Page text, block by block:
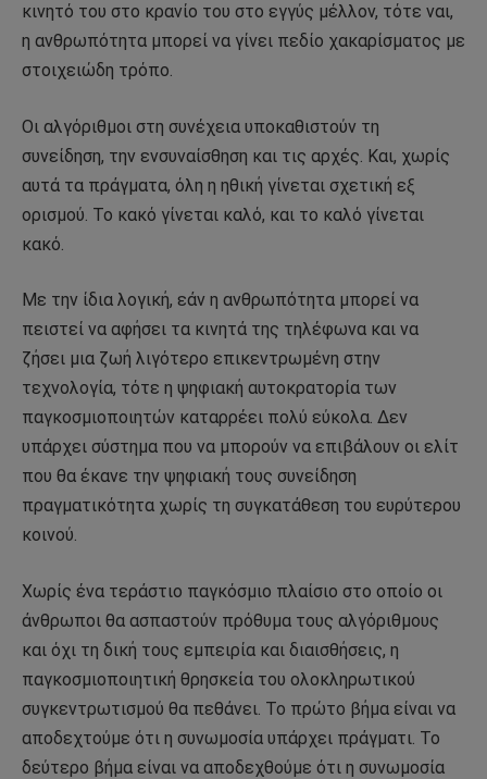
κινητό του στο κρανίο του στο εγγύς μέλλον, τότε ναι,
η ανθρωπότητα μπορεί να γίνει πεδίο χακαρίσματος με
στοιχειώδη τρόπο.
Οι αλγόριθμοι στη συνέχεια υποκαθιστούν τη
συνείδηση, την ενσυναίσθηση και τις αρχές. Και, χωρίς
αυτά τα πράγματα, όλη η ηθική γίνεται σχετική εξ
ορισμού. Το κακό γίνεται καλό, και το καλό γίνεται
κακό.
Με την ίδια λογική, εάν η ανθρωπότητα μπορεί να
πειστεί να αφήσει τα κινητά της τηλέφωνα και να
ζήσει μια ζωή λιγότερο επικεντρωμένη στην
τεχνολογία, τότε η ψηφιακή αυτοκρατορία των
παγκοσμιοποιητών καταρρέει πολύ εύκολα. Δεν
υπάρχει σύστημα που να μπορούν να επιβάλουν οι ελίτ
που θα έκανε την ψηφιακή τους συνείδηση ​​
πραγματικότητα χωρίς τη συγκατάθεση του ευρύτερου
κοινού.
Χωρίς ένα τεράστιο παγκόσμιο πλαίσιο στο οποίο οι
άνθρωποι θα ασπαστούν πρόθυμα τους αλγόριθμους
και όχι τη δική τους εμπειρία και διαισθήσεις, η
παγκοσμιοποιητική θρησκεία του ολοκληρωτικού
συγκεντρωτισμού θα πεθάνει. Το πρώτο βήμα είναι να
αποδεχτούμε ότι η συνωμοσία υπάρχει πράγματι. Το
δεύτερο βήμα είναι να αποδεχθούμε ότι η συνωμοσία